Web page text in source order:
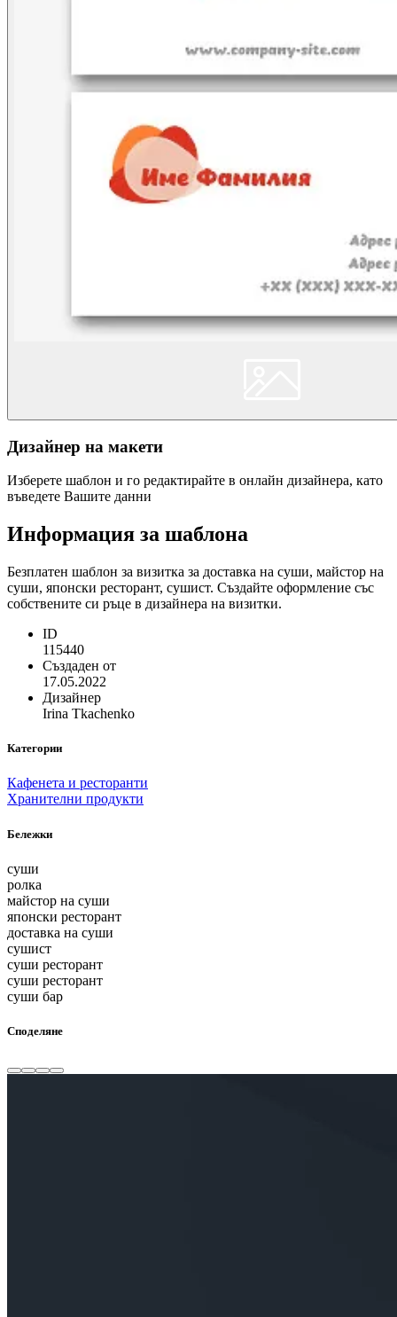
Дизайнер на макети
Изберете шаблон и го редактирайте в онлайн дизайнера, като
въведете Вашите данни
Информация за шаблона
Безплатен шаблон за визитка за доставка на суши, майстор на
суши, японски ресторант, сушист. Създайте оформление със
собствените си ръце в дизайнера на визитки.
ID
115440
Създаден от
17.05.2022
Дизайнер
Irina Tkachenko
Категории
Кафенета и ресторанти
Хранителни продукти
Бележки
суши
ролка
майстор на суши
японски ресторант
доставка на суши
сушист
суши ресторант
суши ресторант
суши бар
Споделяне